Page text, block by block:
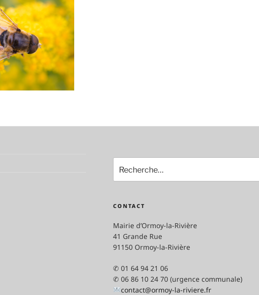
pour
:
CONTACT
Mairie d’Ormoy-la-Rivière
41 Grande Rue
91150 Ormoy-la-Rivière
✆ 01 64 94 21 06
✆ 06 86 10 24 70 (urgence communale)
contact@ormoy-la-riviere.fr